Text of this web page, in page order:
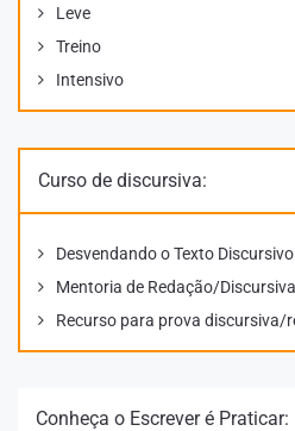
Leve
Treino
Intensivo
Curso de discursiva:
Desvendando o Texto Discursivo
Mentoria de Redação/Discursiva
Recurso para prova discursiva/
Conheça o Escrever é Praticar: